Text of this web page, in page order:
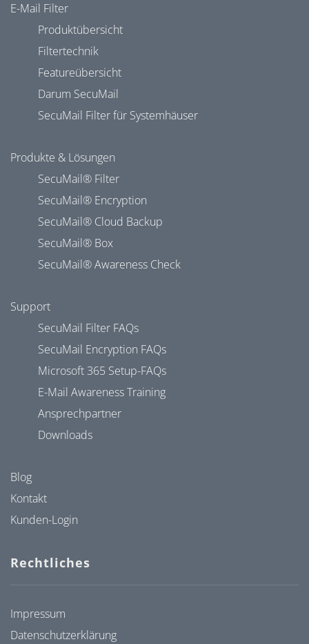
E-Mail Filter
Produktübersicht
Filtertechnik
Featureübersicht
Darum SecuMail
SecuMail Filter für Systemhäuser
Produkte & Lösungen
SecuMail® Filter
SecuMail® Encryption
SecuMail® Cloud Backup
SecuMail® Box
SecuMail® Awareness Check
Support
SecuMail Filter FAQs
SecuMail Encryption FAQs
Microsoft 365 Setup-FAQs
E-Mail Awareness Training
Ansprechpartner
Downloads
Blog
Kontakt
Kunden-Login
Rechtliches
Impressum
Datenschutzerklärung